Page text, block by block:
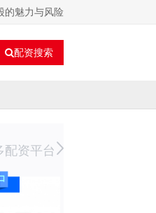
的魅力与风险
配资搜索
配资平台